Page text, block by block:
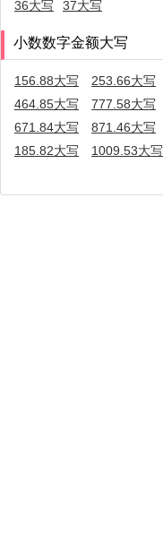
36大写
37大写
小数数字金额大写
156.88大写 253.66大写
464.85大写
777.58大写
671.84大写
871.46大写
185.82大写
1009.53大写